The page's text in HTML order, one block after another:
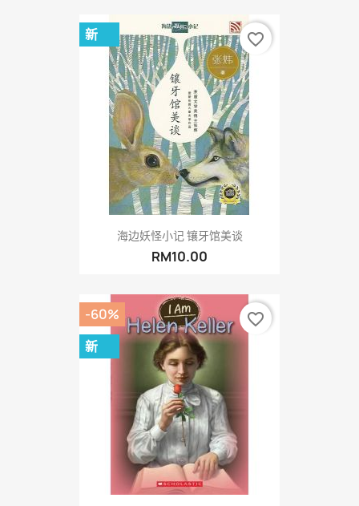
海边妖怪小记 镶牙馆美谈
RM10.00
新 favorite_border
-60%
新
favorite_border